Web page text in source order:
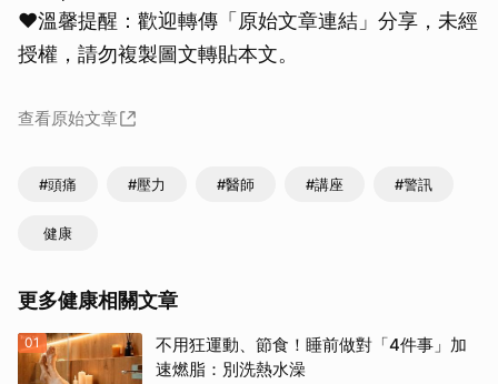
❤溫馨提醒：歡迎轉傳「原始文章連結」分享，未經
授權，請勿複製圖文轉貼本文。
查看原始文章
#頭痛 #壓力 #醫師 #講座 #警訊
健康
更多健康相關文章
01
不用狂運動、節食！睡前做對「4件事」加
速燃脂：別洗熱水澡